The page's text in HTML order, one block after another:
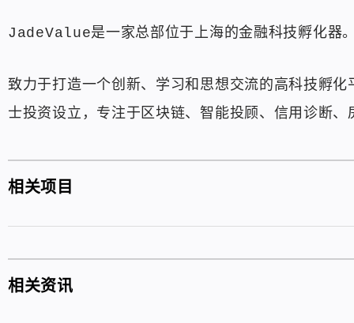
JadeValue是一家总部位于上海的金融科技孵化器
致力于打造一个创新、学习和思想交流的高科技孵
士投资设立，专注于区块链、智能投顾、信用诊断
相关项目
相关资讯